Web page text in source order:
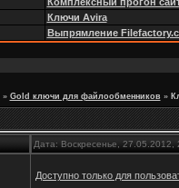
Ключи Avira
Выпрямление
» Gold ключи для файлообменников »
Дата: Воскресенье,
Доступно только для